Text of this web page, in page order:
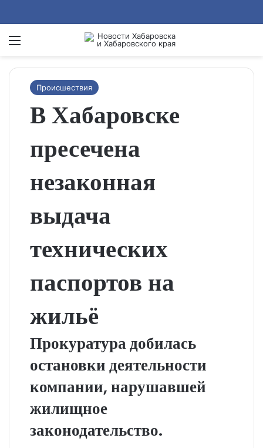
Menu
Происшествия
В Хабаровске
пресечена
незаконная
выдача
технических
паспортов на
жильё
Прокуратура добилась
остановки деятельности
компании, нарушавшей
жилищное
законодательство.